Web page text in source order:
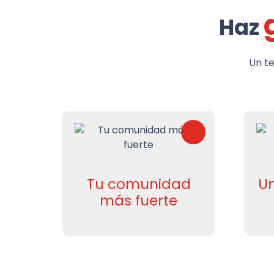
Haz
Un
Tu comunidad
más fuerte